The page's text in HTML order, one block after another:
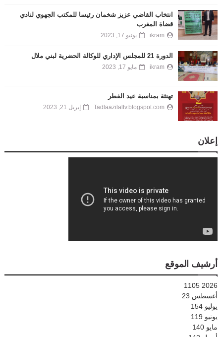
انتخاب القاضي عزيز شخمان رئيسا للمكتب الجهوي لنادي
قضاة المغرب
ikram يونيو 17, 2023
الدورة 21 للمجلس الإداري للوكالة الحضرية لبني ملال
ikram مايو 17, 2023
تهنئة بمناسبة عيد الفطر
Tadlaazilaltv.blogspot.com إبريل 21, 2023
إعلان
أرشيف الموقع
2026
1105
أغسطس 23
يوليو 154
يونيو 119
مايو 140